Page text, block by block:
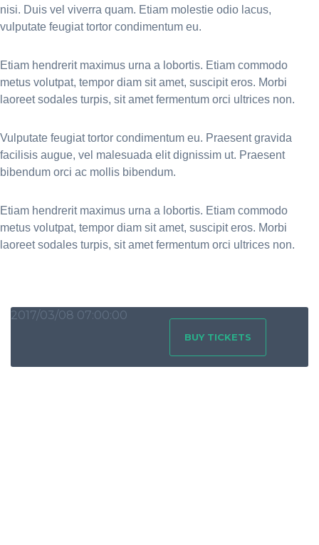
nisi. Duis vel viverra quam. Etiam molestie odio lacus,
vulputate feugiat tortor condimentum eu.
Etiam hendrerit maximus urna a lobortis. Etiam commodo
metus volutpat, tempor diam sit amet, suscipit eros. Morbi
laoreet sodales turpis, sit amet fermentum orci ultrices non.
Vulputate feugiat tortor condimentum eu. Praesent gravida
facilisis augue, vel malesuada elit dignissim ut. Praesent
bibendum orci ac mollis bibendum.
Etiam hendrerit maximus urna a lobortis. Etiam commodo
metus volutpat, tempor diam sit amet, suscipit eros. Morbi
laoreet sodales turpis, sit amet fermentum orci ultrices non.
2017/03/08 07:00:00
BUY TICKETS